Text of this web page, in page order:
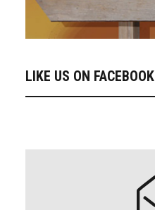
LIKE US ON FACEBOOK